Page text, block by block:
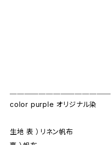
color purple オリジナル染
生地 表 ）リネン帆布